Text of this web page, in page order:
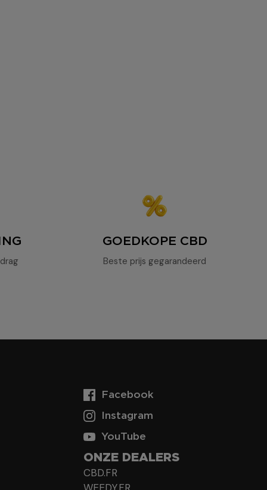
GOEDKOPE CBD
Beste prijs gegarandeerd
Facebook
Instagram
YouTube
ONZE DEALERS
CBD.FR
WEEDY.FR